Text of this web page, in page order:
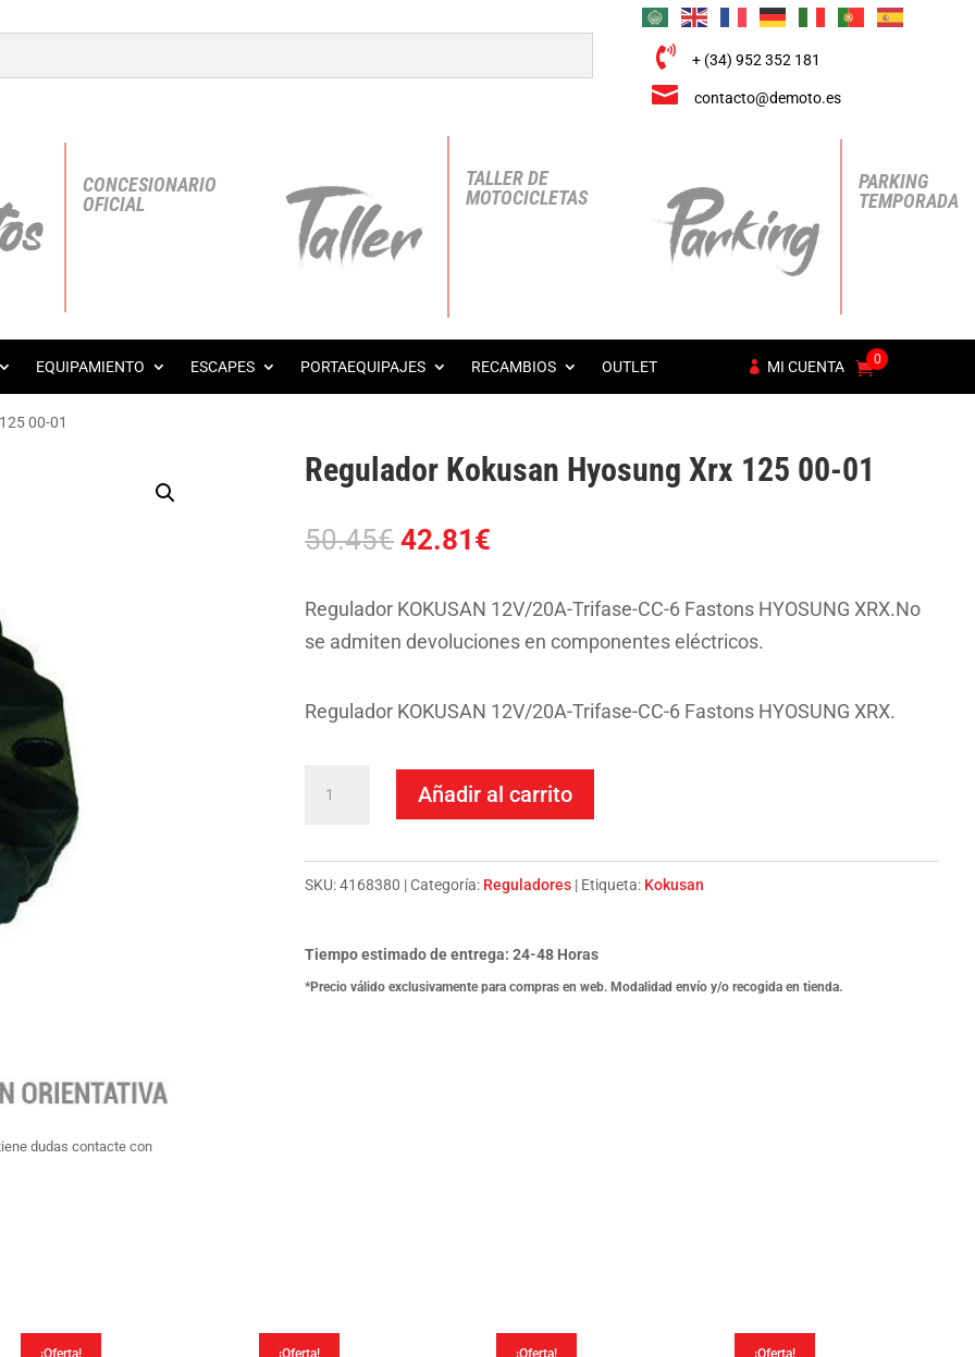
 + (34) 952 352 181
 contacto@demoto.es
CONCESIONARIO
OFICIAL
TALLER DE
MOTOCICLETAS
PARKING
TEMPORADA
EQUIPAMIENTO ESCAPES PORTAEQUIPAJES RECAMBIOS OUTLET MI CUENTA 0
00-01
dudas contacte con
Regulador Kokusan Hyosung Xrx 125 00-01
50.45€ El
original
era:
42.81€
actual
es:
Regulador KOKUSAN 12V/20A-Trifase-CC-6 Fastons HYOSUNG XRX.No
se admiten devoluciones en componentes eléctricos.
Regulador KOKUSAN 12V/20A-Trifase-CC-6 Fastons HYOSUNG XRX.
Xrx
00-
Añadir al carrito
SKU:4168380 Categoría: Reguladores Etiqueta: Kokusan
Tiempo estimado de entrega: 24-48 Horas
*Precio válido exclusivamente para compras en web. Modalidad envío y/o recogida en tienda.
¡Oferta! ¡Oferta! ¡Oferta! ¡Oferta!